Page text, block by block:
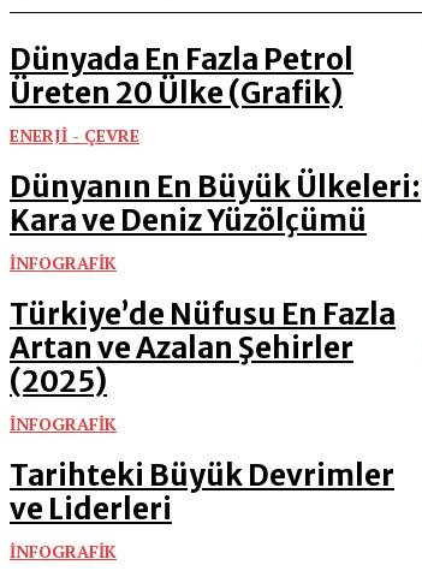
Dünyada En Fazla Petrol
Üreten 20 Ülke (Grafik)
ENERJİ - ÇEVRE
Dünyanın En Büyük Ülkeleri:
Kara ve Deniz Yüzölçümü
İNFOGRAFİK
Türkiye’de Nüfusu En Fazla
Artan ve Azalan Şehirler
(2025)
İNFOGRAFİK
Tarihteki Büyük Devrimler
ve Liderleri
İNFOGRAFİK